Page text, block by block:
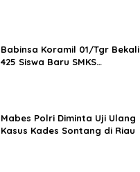
Babinsa Koramil 01/Tgr Bekali
425 Siswa Baru SMKS
Mabes Polri Diminta Uji Ulang
Kasus Kades Sontang di Riau